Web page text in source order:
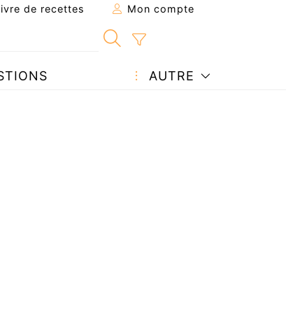
de recettes Mon compte
AUTRE
à un ami
page
question à l'auteur
votre photo de cette